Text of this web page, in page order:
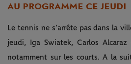
AU PROGRAMME CE JEUDI
Le tennis ne s’arrête pas dans la
jeudi, Iga Swiatek, Carlos
notamment sur les courts. A la